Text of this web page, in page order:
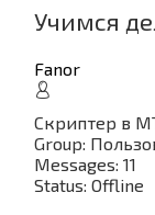
Учимся
Fanor
Скриптер в
Group:
Messages: 11
Status: Offline